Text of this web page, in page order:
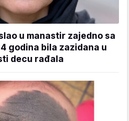
u manastir zajedno sa
godina bila zazidana u
decu rađala